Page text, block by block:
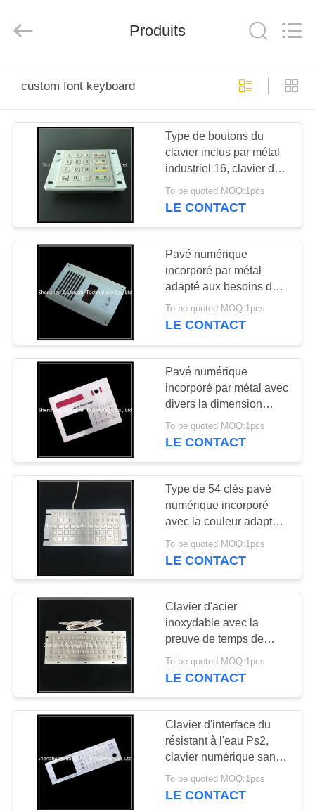
PRODUITS
SUJET
NOUS
VISITE
D'USINE
CONTRÔLE
DE
QUALITÉ
CONTACTEZ-
NOUS
DEMANDEZ
CITATION
PLAN
SITE
POLICY
Produits
custom font keyboard
Type de boutons du
clavier inclus par métal
industriel 16, clavier de
police à la carte
To be quoted MOQ:1pcs
LE CONTACT
Pavé numérique
incorporé par métal
adapté aux besoins du
client pour le système de
contrôle d'accès
To be quoted MOQ:1pcs
LE CONTACT
Pavé numérique
incorporé par métal avec
divers la dimension
adaptée aux besoins du
client de modèle par
To be quoted MOQ:1pcs
LE CONTACT
Type de 54 clés pavé
numérique incorporé
avec la couleur adaptée
aux besoins du client de
police de bouton
To be quoted MOQ:1pcs
LE CONTACT
Clavier d'acier
inoxydable avec la
preuve de temps de
connexion d'Usb avec
des touches de fonction
To be quoted MOQ:1pcs
LE CONTACT
Clavier d'interface du
résistant à l'eau Ps2,
clavier numérique sans
fil d'acier inoxydable
To be quoted MOQ:1pcs
LE CONTACT